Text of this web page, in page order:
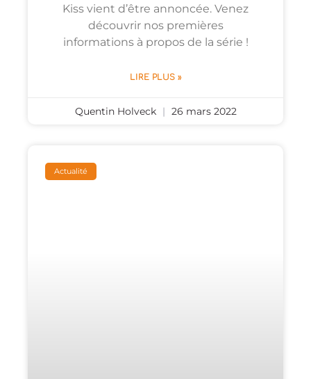
Kiss vient d’être annoncée. Venez
découvrir nos premières
informations à propos de la série !
LIRE PLUS »
Quentin Holveck 26 mars 2022
Actualité